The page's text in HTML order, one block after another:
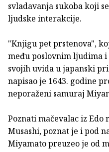
svladavanja sukoba koji
ljudske interakcije.
"Knjigu pet prstenova",
među poslovnim ljudima i
svojih uvida u japanski
napisao je 1643. godine
neporaženi samuraj
Poznati mačevalac iz
Musashi, poznat je i pod
Miyamato preuzeo je od